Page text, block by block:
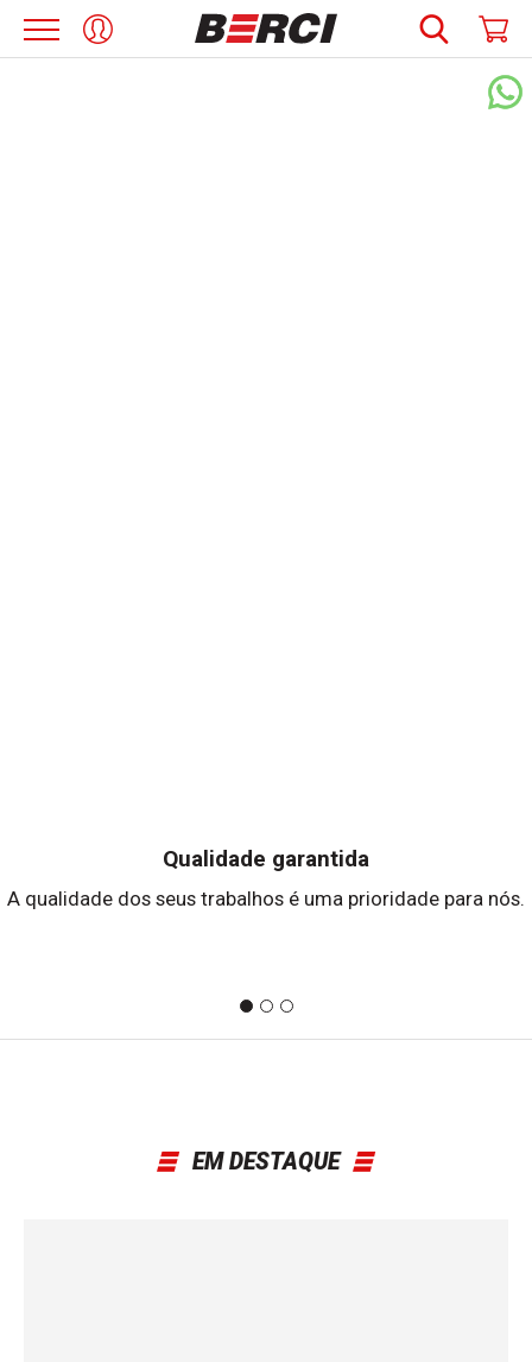
Qualidade garantida
A qualidade dos seus trabalhos é uma prioridade para nós.
EM DESTAQUE